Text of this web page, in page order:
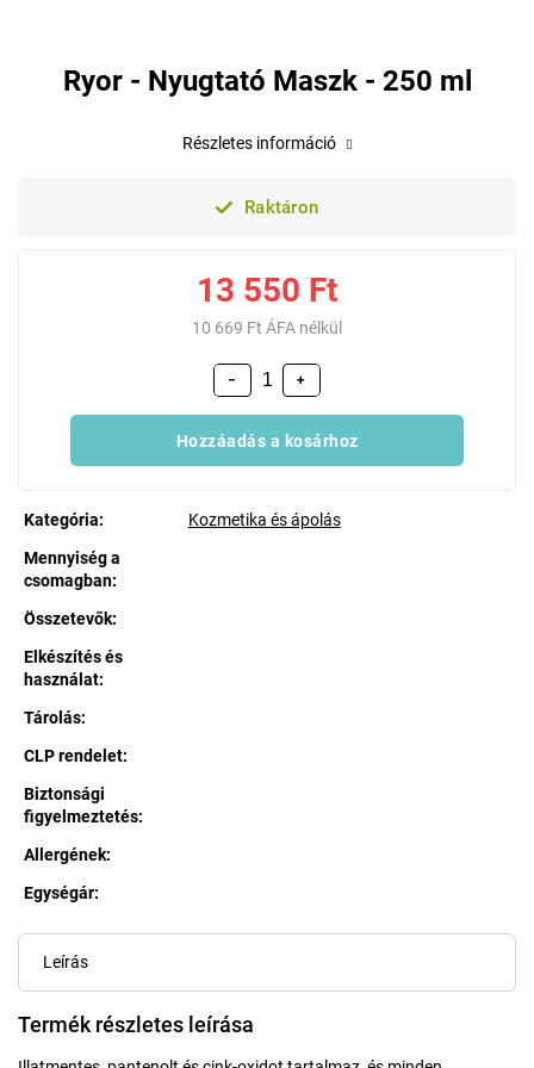
Ryor - Nyugtató Maszk - 250 ml
Raktáron
13 550 Ft
10 669 Ft ÁFA nélkül
+
−
Hozzáadás a kosárhoz
Kategória:
Kozmetika és ápolás
Mennyiség a
csomagban:
Összetevők:
Elkészítés és
használat:
Tárolás:
CLP rendelet:
Biztonsági
figyelmeztetés:
Allergének:
Egységár:
Részletes információ
Leírás
Termék részletes leírása